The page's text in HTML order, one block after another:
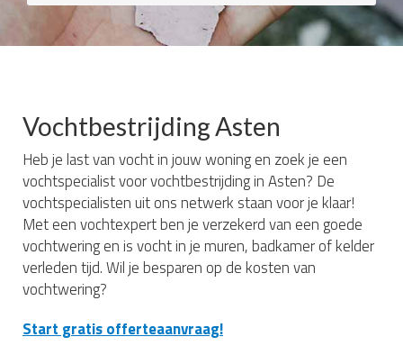
Vochtbestrijding Asten
Heb je last van vocht in jouw woning en zoek je een
vochtspecialist voor vochtbestrijding in Asten? De
vochtspecialisten uit ons netwerk staan voor je klaar!
Met een vochtexpert ben je verzekerd van een goede
vochtwering en is vocht in je muren, badkamer of kelder
verleden tijd. Wil je besparen op de kosten van
vochtwering?
Start gratis offerteaanvraag!